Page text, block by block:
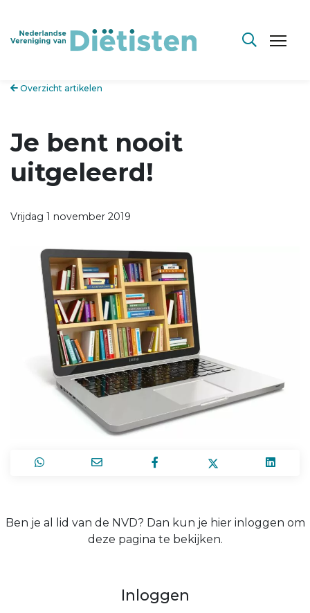
Overzicht artikelen
Je bent nooit
uitgeleerd!
Vrijdag 1 november 2019
Ben je al lid van de NVD? Dan kun je hier inloggen om
deze pagina te bekijken.
Inloggen